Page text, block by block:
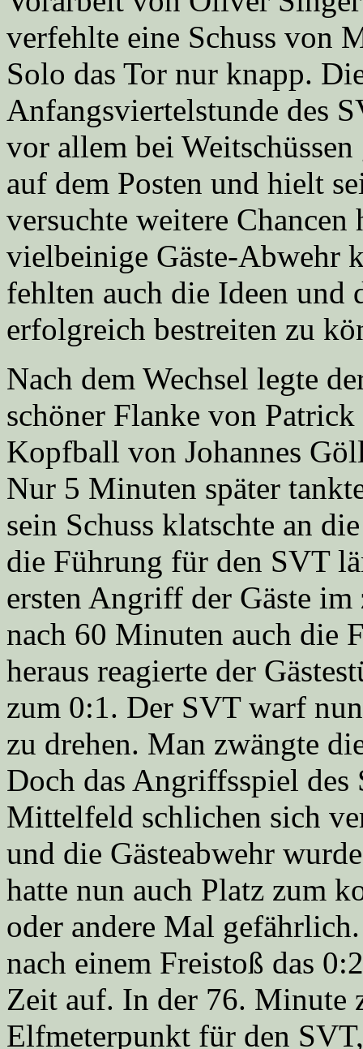
verfehlte eine Schuss von
Solo das Tor nur knapp.
Anfangsviertelstunde des
vor allem bei
auf dem Posten und hielt
versuchte weitere Chancen
vielbeinige Gäste-Abwehr
fehlten auch die Ideen
erfolgreich bestreiten zu
Nach dem Wechsel legte
schöner Flanke von
Kopfball von Johannes
Nur 5 Minuten später
sein Schuss klatschte an
die Führung für den SVT
ersten Angriff der Gäste
nach 60 Minuten auch die
heraus reagierte der
zum 0:1. Der SVT warf
zu drehen. Man zwängte
Doch das Angriffsspiel
Mittelfeld schlichen sich
und die Gästeabwehr
hatte nun auch Platz zum
oder andere Mal
nach einem Freistoß das
Zeit auf. In der 76. Minute
Elfmeterpunkt für den